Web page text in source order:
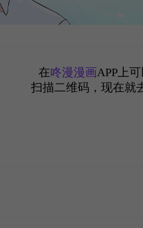
在咚漫漫画APP上
扫描二维码，现在就